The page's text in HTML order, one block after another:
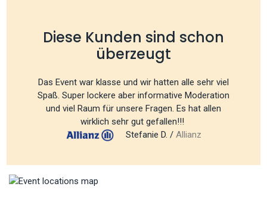
Diese Kunden sind schon
überzeugt
Das Event war klasse und wir hatten alle sehr viel
Spaß. Super lockere aber informative Moderation
und viel Raum für unsere Fragen. Es hat allen
wirklich sehr gut gefallen!!!
Stefanie D. / Allianz